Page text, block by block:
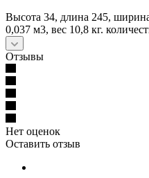
Высота 34, длина 245,
0,037 м3, вес 10,8 кг.
Отзывы
Нет оценок
Оставить отзыв